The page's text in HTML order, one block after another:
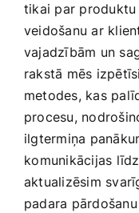
Preces
Rotaļlietas, bērnu
Smaržas,
Sports, tūrisms un
tikai par
veidošanu ar
vajadzībām un
rakstā mēs
metodes, kas
procesu,
ilgtermiņa
⁣komunikācijas
aktualizēsim
padara